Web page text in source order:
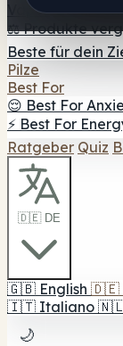
Vapes 🍫
⚖️ Produkte
Beste für dein
Pilze
Best For
😌 Best For
⚡ Best For
Ratgeber Quiz
🇩🇪 DE
🇬🇧 English 🇩🇪
🇮🇹 Italiano
🌙